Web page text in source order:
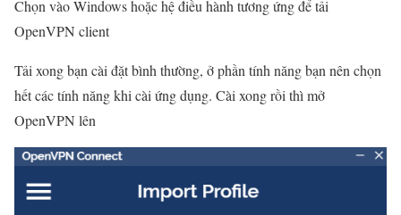
Chọn vào Windows hoặc hệ điều hành tương ứng để tải
OpenVPN client
Tải xong bạn cài đặt bình thường, ở phần tính năng bạn nên chọn
hết các tính năng khi cài ứng dụng. Cài xong rồi thì mở
OpenVPN lên